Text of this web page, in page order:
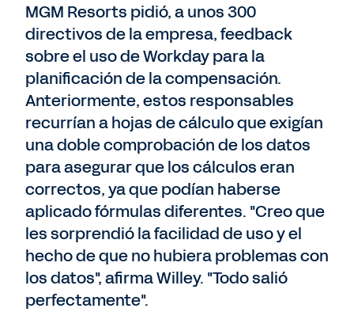
MGM Resorts pidió, a unos 300
directivos de la empresa, feedback
sobre el uso de Workday para la
planificación de la compensación.
Anteriormente, estos responsables
recurrían a hojas de cálculo que exigían
una doble comprobación de los datos
para asegurar que los cálculos eran
correctos, ya que podían haberse
aplicado fórmulas diferentes. "Creo que
les sorprendió la facilidad de uso y el
hecho de que no hubiera problemas con
los datos", afirma Willey. "Todo salió
perfectamente".